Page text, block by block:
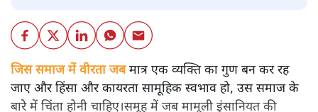
जिस समाज में वीरता जबमात्र एक व्यक्ति का गुण बन कर रह
जाए और हिंसा और कायरता सामूहिक स्वभाव हो, उस समाज के
बारे में चिंता होनी चाहिए।समूह में जब मामूली इंसानियत की